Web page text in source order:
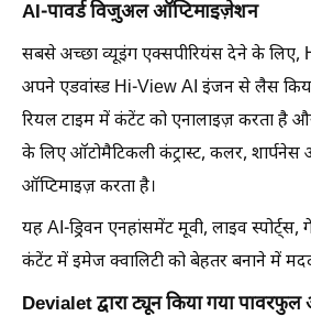
AI-पावर्ड विज़ुअल ऑप्टिमाइज़ेशन
सबसे अच्छा व्यूइंग एक्सपीरियंस देने के लिए,
अपने एडवांस्ड Hi-View AI इंजन से लैस
रियल टाइम में कंटेंट को एनालाइज़ करता है
के लिए ऑटोमैटिकली कंट्रास्ट, कलर, शार्पनेस
ऑप्टिमाइज़ करता है।
यह AI-ड्रिवन एनहांसमेंट मूवी, लाइव
कंटेंट में इमेज क्वालिटी को बेहतर बनाने में
Devialet द्वारा ट्यून किया गया